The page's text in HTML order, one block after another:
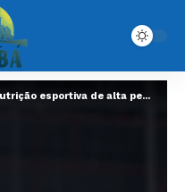
esportiva de alta performance: a Soldiers Nutrition fala sobre o poder das dietas personalizadas na otimização dos resultados